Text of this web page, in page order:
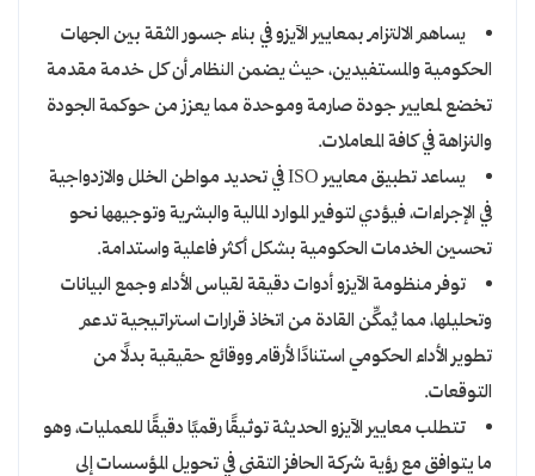
يساهم الالتزام بمعايير الآيزو في بناء جسور الثقة بين الجهات
الحكومية والمستفيدين، حيث يضمن النظام أن كل خدمة مقدمة
تخضع لمعايير جودة صارمة وموحدة مما يعزز من حوكمة الجودة
والنزاهة في كافة المعاملات.
يساعد تطبيق معايير ISO في تحديد مواطن الخلل والازدواجية
في الإجراءات، فيؤدي لتوفير الموارد المالية والبشرية وتوجيهها نحو
تحسين الخدمات الحكومية بشكل أكثر فاعلية واستدامة.
توفر منظومة الآيزو أدوات دقيقة لقياس الأداء وجمع البيانات
وتحليلها، مما يُمكِّن القادة من اتخاذ قرارات استراتيجية تدعم
تطوير الأداء الحكومي استنادًا لأرقام ووقائع حقيقية بدلًا من
التوقعات.
تتطلب معايير الآيزو الحديثة توثيقًا رقميًا دقيقًا للعمليات، وهو
ما يتوافق مع رؤية شركة الحافز التقني في تحويل المؤسسات إلى